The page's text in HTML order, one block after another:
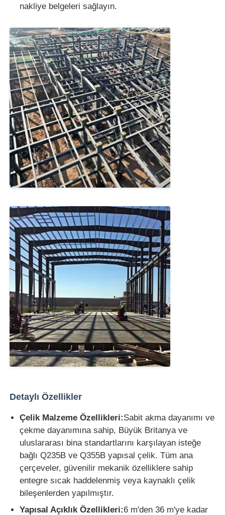
nakliye belgeleri sağlayın.
Detaylı Özellikler
Çelik Malzeme Özellikleri:Sabit akma dayanımı ve
çekme dayanımına sahip, Büyük Britanya ve
uluslararası bina standartlarını karşılayan isteğe
bağlı Q235B ve Q355B yapısal çelik. Tüm ana
çerçeveler, güvenilir mekanik özelliklere sahip
entegre sıcak haddelenmiş veya kaynaklı çelik
bileşenlerden yapılmıştır.
Yapısal Açıklık Özellikleri:6 m'den 36 m'ye kadar